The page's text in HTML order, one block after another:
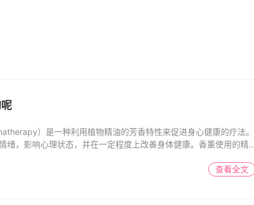
）是一种利用植物精油的芳香特性来促进身心健康的疗法。
绪，影响心理状态，并在一定程度上改善身体健康。香薰使用的精
查看全文